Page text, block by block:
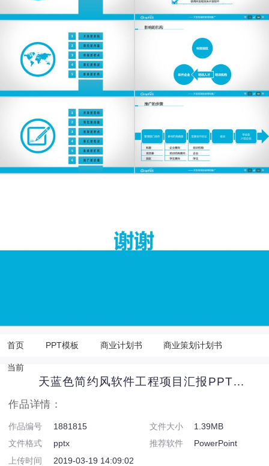
首页 PPT模板 商业计划书 商业策划计划书
当前
天蓝色简约风软件工程项目汇报PPT模板
作品详情：
作品编号 1881815 文件大小
1.39MB
文件格式
pptx 推荐软件
PowerPoint
上传时间
2019-03-19 14:09:02